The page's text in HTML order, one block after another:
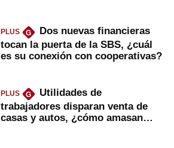
PLUS G
Dos nuevas financieras
tocan la puerta de la SBS, ¿cuál
es su conexión con cooperativas?
PLUS G
Utilidades de
trabajadores disparan venta de
casas y autos, ¿cómo amasan